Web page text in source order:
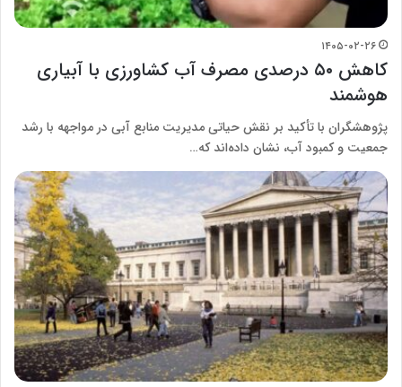
۱۴۰۵-۰۲-۲۶
کاهش ۵۰ درصدی مصرف آب کشاورزی با آبیاری
هوشمند
پژوهشگران با تأکید بر نقش حیاتی مدیریت منابع آبی در مواجهه با رشد
جمعیت و کمبود آب، نشان داده‌اند که…